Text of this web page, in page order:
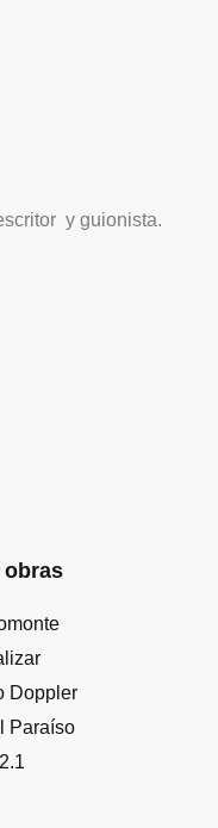
y guionista.
Doppler
Paraíso